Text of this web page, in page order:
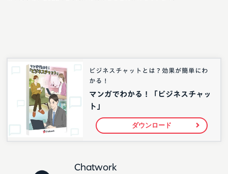
ビジネスチャットとは？効果が簡単にわ
かる！
マンガでわかる！「ビジネスチャッ
ト」
ダウンロード
Chatwork